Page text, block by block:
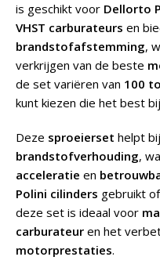
is geschikt voor Dellorto
VHST carburateurs en
brandstofafstemming,
verkrijgen van de beste
de set variëren van 100
kunt kiezen die het best
Deze sproeierset helpt
brandstofverhouding,
acceleratie en
Polini cilinders gebruikt
deze set is ideaal voor
carburateur en het
motorprestaties.